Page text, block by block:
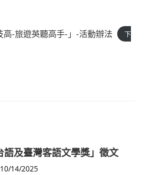
-旅遊英聽高手-」-活動辦法
下
語及臺灣客語文學獎」徵文
10/14/2025